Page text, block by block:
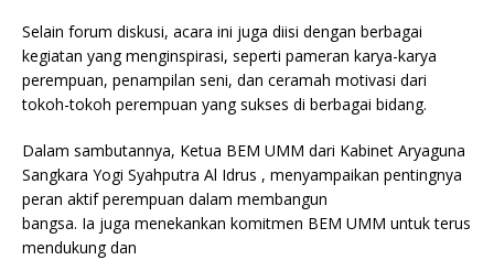
Selain forum diskusi, acara ini juga diisi dengan berbagai
kegiatan yang menginspirasi, seperti pameran karya-karya
perempuan, penampilan seni, dan ceramah motivasi dari
tokoh-tokoh perempuan yang sukses di berbagai bidang.
Dalam sambutannya, Ketua BEM UMM dari Kabinet Aryaguna
Sangkara Yogi Syahputra Al Idrus , menyampaikan pentingnya
peran aktif perempuan dalam membangun
bangsa. Ia juga menekankan komitmen BEM UMM untuk terus
mendukung dan